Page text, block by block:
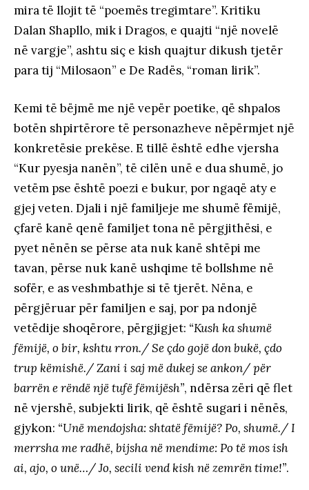
mira të llojit të “poemës tregimtare”. Kritiku
Dalan Shapllo, mik i Dragos, e quajti “një novelë
në vargje”, ashtu siç e kish quajtur dikush tjetër
para tij “Milosaon” e De Radës, “roman lirik”.
Kemi të bëjmë me një vepër poetike, që shpalos
botën shpirtërore të personazheve nëpërmjet një
konkretësie prekëse. E tillë është edhe vjersha
“Kur pyesja nanën”, të cilën unë e dua shumë, jo
vetëm pse është poezi e bukur, por ngaqë aty e
gjej veten. Djali i një familjeje me shumë fëmijë,
çfarë kanë qenë familjet tona në përgjithësi, e
pyet nënën se përse ata nuk kanë shtëpi me
tavan, përse nuk kanë ushqime të bollshme në
sofër, e as veshmbathje si të tjerët. Nëna, e
përgjëruar për familjen e saj, por pa ndonjë
vetëdije shoqërore, përgjigjet: “Kush ka shumë
fëmijë, o bir, kshtu rron./ Se çdo gojë don bukë, çdo
trup këmishë./ Zani i saj më dukej se ankon/ për
barrën e rëndë një tufë fëmijësh”, ndërsa zëri që flet
në vjershë, subjekti lirik, që është sugari i nënës,
gjykon: “Unë mendojsha: shtatë fëmijë? Po, shumë./ I
merrsha me radhë, bijsha në mendime: Po të mos ish
ai, ajo, o unë…/ Jo, secili vend kish në zemrën time!”.